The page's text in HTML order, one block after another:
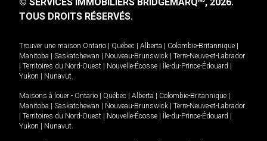
TOUS DROITS RÉSERVÉS.
Trouver une maison Ontario Québec Alberta Colombie-Britannique
Manitoba
Saskatchewan Nouveau-Brunswick
Terre-Neuve-et-Labrador
Territoires du Nord-Ouest Nouvelle-Écosse Île-du-Prince-Édouard
Yukon
Nunavut.
Maisons à louer - Ontario Québec Alberta Colombie-Britannique
Manitoba
Saskatchewan Nouveau-Brunswick
Terre-Neuve-et-Labrador
Territoires du Nord-Ouest Nouvelle-Écosse Île-du-Prince-Édouard
Yukon
Nunavut.